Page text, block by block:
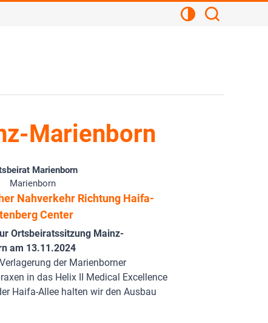
Kontrastansicht
Marienborn
Marienborn
Marienborn
Nahverkehr Richtung Haifa-
Center
Ortsbeiratssitzung Mainz-
am 13.11.2024
der Marienborner
in das Helix II Medical Excellence
Haifa-Allee halten wir den Ausbau